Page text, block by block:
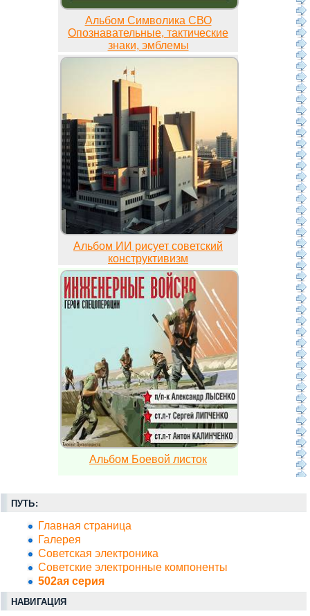
Альбом Символика СВО
Опознавательные, тактические
знаки, эмблемы
Альбом ИИ рисует советский
конструктивизм
Альбом Боевой листок
ПУТЬ:
Главная страница
Галерея
Советская электроника
Советские электронные компоненты
502ая серия
НАВИГАЦИЯ